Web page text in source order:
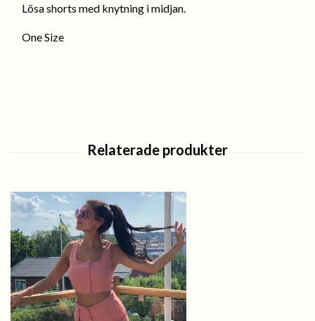
Lösa shorts med knytning i midjan.
One Size